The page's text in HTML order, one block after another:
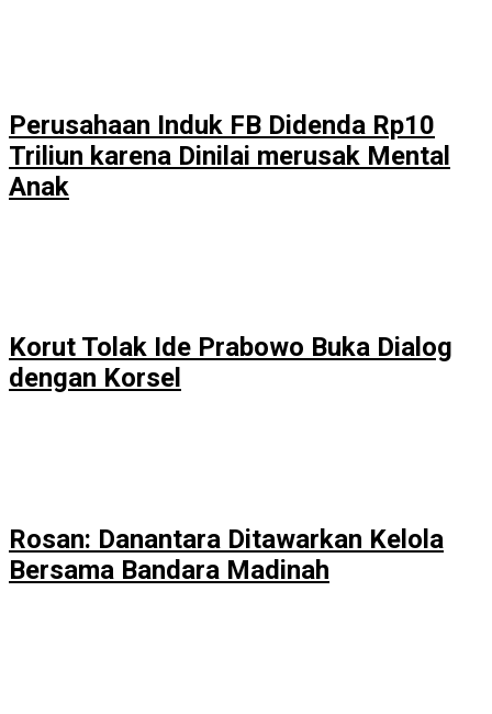
Perusahaan Induk FB Didenda Rp10
Triliun karena Dinilai merusak Mental
Anak
Korut Tolak Ide Prabowo Buka Dialog
dengan Korsel
Rosan: Danantara Ditawarkan Kelola
Bersama Bandara Madinah